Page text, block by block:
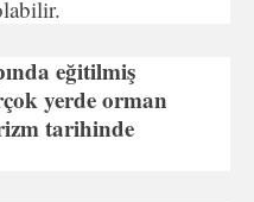
eğitilmiş
yerde orman
tarihinde